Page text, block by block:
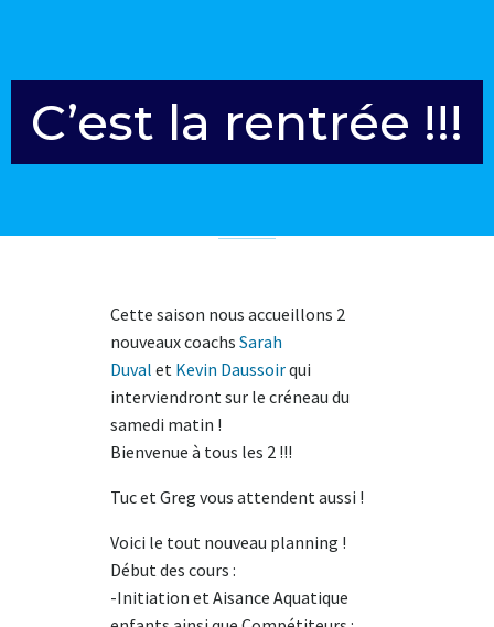
C’est la rentrée !!!
Cette saison nous accueillons 2
nouveaux coachs Sarah
Duval et Kevin Daussoirqui
interviendront sur le créneau du
samedi matin !
Bienvenue à tous les 2 !!!
Tuc et Greg vous attendent aussi !
Voici le tout nouveau planning !
Début des cours :
-Initiation et Aisance Aquatique